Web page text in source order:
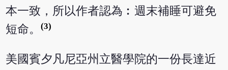
本一致，所以作者認為︰週末補睡可避免
短命。(3)
美國賓夕凡尼亞州立醫學院的一份長達近